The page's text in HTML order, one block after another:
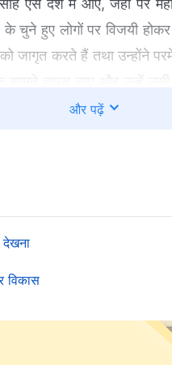
ऐसे देश में आए, जहां पर
चुने हुए लोगों पर विजयी
जागृत करते हैं तथा उन्होंने
है। इस अवतार में परमेश्वर
के लिए आए। इस बात ने
और पढ़ें
विकास